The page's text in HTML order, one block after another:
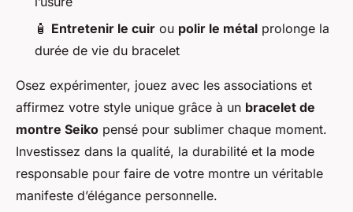
🧴 Entretenir le cuir ou polir le métal prolonge la
durée de vie du bracelet
Osez expérimenter, jouez avec les associations et
affirmez votre style unique grâce à un bracelet de
montre Seiko pensé pour sublimer chaque moment.
Investissez dans la qualité, la durabilité et la mode
responsable pour faire de votre montre un véritable
manifeste d’élégance personnelle.